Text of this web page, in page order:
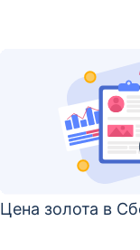
Цена золота в